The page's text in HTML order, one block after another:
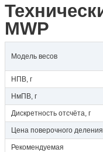
MWP
Модель весов
НПВ, г
НмПВ, г
Дискретность отсчёта, г
Цена поверочного
Рекомендуемая